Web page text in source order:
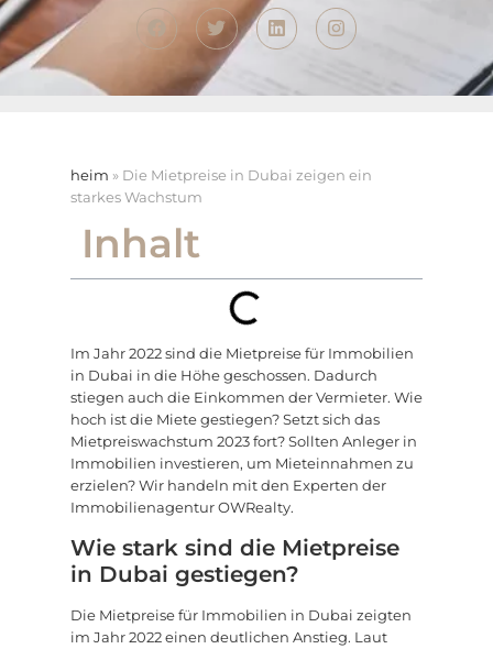
heim » Die Mietpreise in Dubai zeigen ein
starkes Wachstum
Inhalt
Im Jahr 2022 sind die Mietpreise für Immobilien
in Dubai in die Höhe geschossen. Dadurch
stiegen auch die Einkommen der Vermieter. Wie
hoch ist die Miete gestiegen? Setzt sich das
Mietpreiswachstum 2023 fort? Sollten Anleger in
Immobilien investieren, um Mieteinnahmen zu
erzielen? Wir handeln mit den Experten der
Immobilienagentur OWRealty.
Wie stark sind die Mietpreise
in Dubai gestiegen?
Die Mietpreise für Immobilien in Dubai zeigten
im Jahr 2022 einen deutlichen Anstieg. Laut